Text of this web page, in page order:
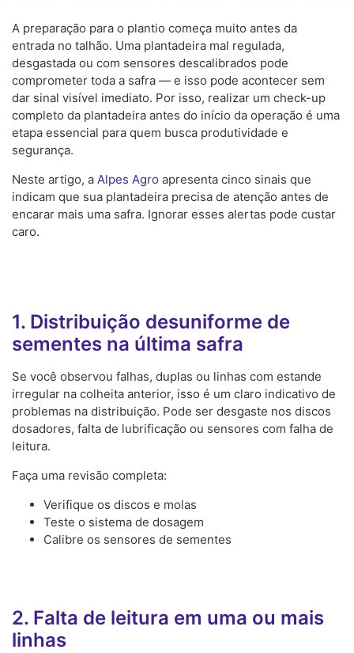
A preparação para o plantio começa muito antes da
entrada no talhão. Uma plantadeira mal regulada,
desgastada ou com sensores descalibrados pode
comprometer toda a safra — e isso pode acontecer sem
dar sinal visível imediato. Por isso, realizar um check-up
completo da plantadeira antes do início da operação é uma
etapa essencial para quem busca produtividade e
segurança.
Neste artigo, a Alpes Agro apresenta cinco sinais que
indicam que sua plantadeira precisa de atenção antes de
encarar mais uma safra. Ignorar esses alertas pode custar
caro.
1. Distribuição desuniforme de
sementes na última safra
Se você observou falhas, duplas ou linhas com estande
irregular na colheita anterior, isso é um claro indicativo de
problemas na distribuição. Pode ser desgaste nos discos
dosadores, falta de lubrificação ou sensores com falha de
leitura.
Faça uma revisão completa:
Verifique os discos e molas
Teste o sistema de dosagem
Calibre os sensores de sementes
2. Falta de leitura em uma ou mais
linhas